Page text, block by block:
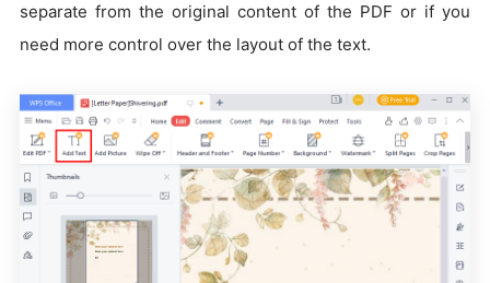
separate from the original content of the PDF or if you
need more control over the layout of the text.